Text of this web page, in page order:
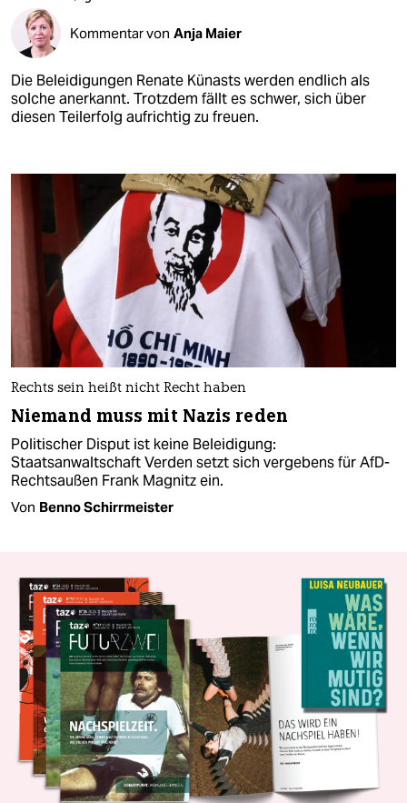
Kommentar von Anja Maier
Die Beleidigungen Renate Künasts werden endlich als
solche anerkannt. Trotzdem fällt es schwer, sich über
diesen Teilerfolg aufrichtig zu freuen.
Rechts sein heißt nicht Recht haben
Niemand muss mit Nazis reden
Politischer Disput ist keine Beleidigung:
Staatsanwaltschaft Verden setzt sich vergebens für AfD-
Rechtsaußen Frank Magnitz ein.
Von Benno Schirrmeister